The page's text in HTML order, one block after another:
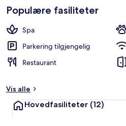
Populære fasiliteter
Spa
Parkering tilgjengelig
Restaurant
Vis alle
Hovedfasiliteter (12)